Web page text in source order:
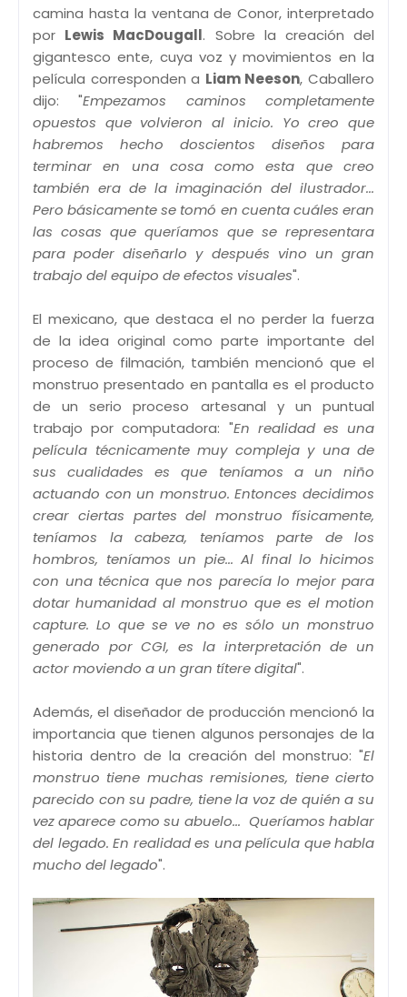
camina hasta la ventana de Conor, interpretado
por Lewis MacDougall. Sobre la creación del
gigantesco ente, cuya voz y movimientos en la
película corresponden a Liam Neeson, Caballero
dijo: "Empezamos caminos completamente
opuestos que volvieron al inicio. Yo creo que
habremos hecho doscientos diseños para
terminar en una cosa como esta que creo
también era de la imaginación del ilustrador...
Pero básicamente se tomó en cuenta cuáles eran
las cosas que queríamos que se representara
para poder diseñarlo y después vino un gran
trabajo del equipo de efectos visuales".
El mexicano, que destaca el no perder la fuerza
de la idea original como parte importante del
proceso de filmación, también mencionó que el
monstruo presentado en pantalla es el producto
de un serio proceso artesanal y un puntual
trabajo por computadora: "En realidad es una
película técnicamente muy compleja y una de
sus cualidades es que teníamos a un niño
actuando con un monstruo. Entonces decidimos
crear ciertas partes del monstruo físicamente,
teníamos la cabeza, teníamos parte de los
hombros, teníamos un pie... Al final lo hicimos
con una técnica que nos parecía lo mejor para
dotar humanidad al monstruo que es el motion
capture. Lo que se ve no es sólo un monstruo
generado por CGI, es la interpretación de un
actor moviendo a un gran títere digital".
Además, el diseñador de producción mencionó la
importancia que tienen algunos personajes de la
historia dentro de la creación del monstruo: "El
monstruo tiene muchas remisiones, tiene cierto
parecido con su padre, tiene la voz de quién a su
vez aparece como su abuelo... Queríamos hablar
del legado. En realidad es una película que habla
mucho del legado".